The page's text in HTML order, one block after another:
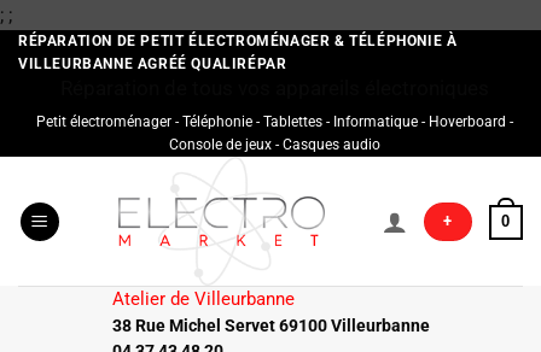
; ;Passer
au
contenu
RÉPARATION DE PETIT ÉLECTROMÉNAGER & TÉLÉPHONIE À
VILLEURBANNE AGRÉÉ QUALIRÉPAR
Petit électroménager - Téléphonie - Tablettes - Informatique - Hoverboard -
Console de jeux - Casques audio
+ 0
Atelier de Villeurbanne
38 Rue Michel Servet 69100 Villeurbanne